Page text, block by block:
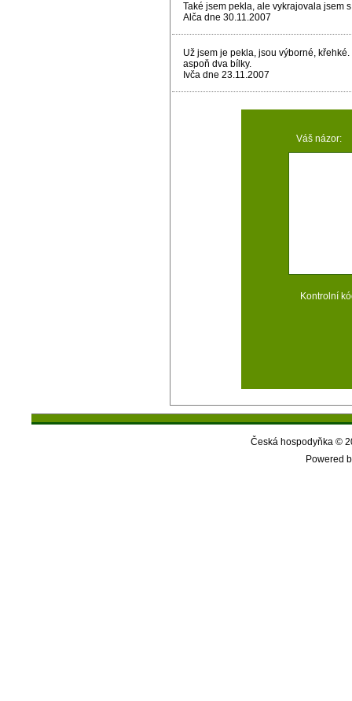
Také jsem pekla, ale vykrajovala jsem
Alča dne 30.11.2007
Už jsem je pekla, jsou výborné,
aspoň dva bílky.
Ivča dne 23.11.2007
Váš názor:
Kontrolní
Česká hospodyňka ©
Powered